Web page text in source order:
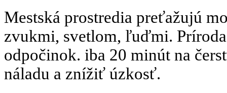
Mestská prostredia preťažujú
zvukmi, svetlom, ľuďmi.
odpočinok. iba 20 minút na
náladu a znížiť úzkosť.